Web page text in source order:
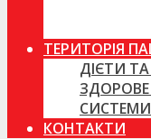
ТЕРИТОРІЯ
ДІЄТИ
КОНТАКТИ